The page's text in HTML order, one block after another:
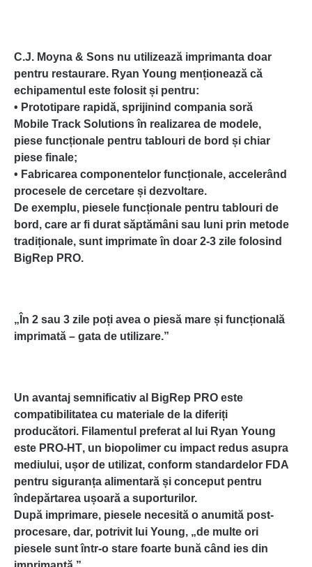
C.J. Moyna & Sons nu utilizează imprimanta doar
pentru restaurare. Ryan Young menționează că
echipamentul este folosit și pentru:
• Prototipare rapidă, sprijinind compania soră
Mobile Track Solutionsîn realizarea de modele,
piese funcționale pentru tablouri de bord și chiar
piese finale;
• Fabricarea componentelor funcționale, accelerând
procesele de cercetare și dezvoltare.
De exemplu, piesele funcționale pentru tablouri de
bord, care ar fi durat săptămâni sau luni prin metode
tradiționale, sunt imprimate în doar 2-3 zile folosind
BigRep PRO.
„În 2 sau 3 zile poți avea o piesă mare și funcțională
imprimată – gata de utilizare.”
Un avantaj semnificativ al BigRep PRO este
compatibilitatea cu materiale de la diferiți
producători. Filamentul preferat al lui Ryan Young
este PRO-HT, un biopolimer cu impact redus asupra
mediului, ușor de utilizat, conform standardelor FDA
pentru siguranța alimentară și conceput pentru
îndepărtarea ușoară a suporturilor.
După imprimare, piesele necesită o anumită post-
procesare, dar, potrivit lui Young, „de multe ori
piesele sunt într-o stare foarte bună când ies din